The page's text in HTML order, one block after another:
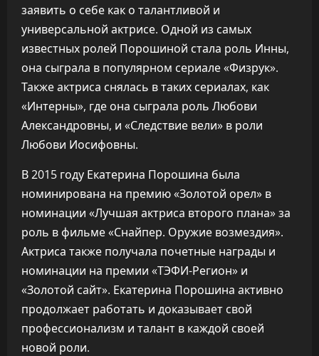
заявить о себе как о талантливой и
универсальной актрисе. Одной из самых
известных ролей Порошиной стала роль Инны,
она сыграла в популярном сериале «Физрук».
Также актриса снялась в таких сериалах, как
«Интерны», где она сыграла роль Любови
Александровны, и «Следствие вели» в роли
Любови Иосифовны.
В 2015 году Екатерина Порошина была
номинирована на премию «Золотой орел» в
номинации «Лучшая актриса второго плана» за
роль в фильме «Снайпер. Оружие возмездия».
Актриса также получала почетные награды и
номинации на премии «ТЭФИ-Регион» и
«Золотой сайт». Екатерина Порошина активно
продолжает работать и доказывает свой
профессионализм и талант в каждой своей
новой роли.